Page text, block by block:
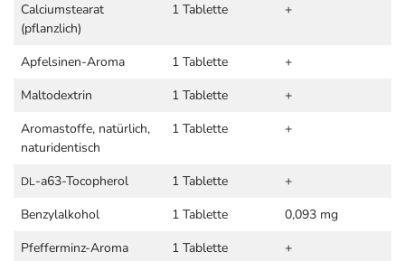
Calciumstearat
(pflanzlich)
1 Tablette +
Apfelsinen-Aroma 1 Tablette
+
Maltodextrin
1 Tablette
+
Aromastoffe, natürlich,
naturidentisch
1 Tablette +
DL-a63-Tocopherol 1 Tablette
+
Benzylalkohol
1 Tablette
0,093 mg
Pfefferminz-Aroma
1 Tablette
+